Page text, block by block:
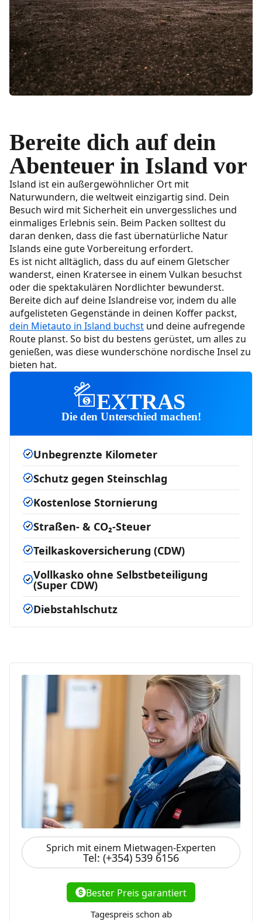
Bereite dich auf dein
Abenteuer in Island vor
Island ist ein außergewöhnlicher Ort mit
Naturwundern, die weltweit einzigartig sind. Dein
Besuch wird mit Sicherheit ein unvergessliches und
einmaliges Erlebnis sein. Beim Packen solltest du
daran denken, dass die fast übernatürliche Natur
Islands eine gute Vorbereitung erfordert.
Es ist nicht alltäglich, dass du auf einem Gletscher
wanderst, einen Kratersee in einem Vulkan besuchst
oder die spektakulären Nordlichter bewunderst.
Bereite dich auf deine Islandreise vor, indem du alle
aufgelisteten Gegenstände in deinen Koffer packst,
dein Mietauto in Island buchst und deine aufregende
Route planst. So bist du bestens gerüstet, um alles zu
genießen, was diese wunderschöne nordische Insel zu
bieten hat.
EXTRAS
Die den Unterschied machen!
Unbegrenzte Kilometer
Schutz gegen Steinschlag
Kostenlose Stornierung
Straßen- & CO₂-Steuer
Teilkaskoversicherung (CDW)
Vollkasko ohne Selbstbeteiligung
(Super CDW)
Diebstahlschutz
Sprich mit einem Mietwagen-Experten
Tel: (+354) 539 6156
Bester Preis garantiert
Tagespreis schon ab